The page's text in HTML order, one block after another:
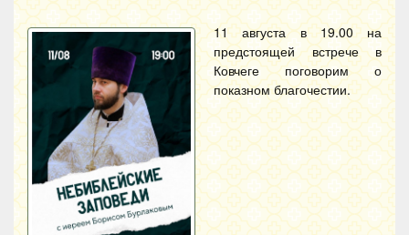
11 августа в 19.00 на
предстоящей встрече в
Ковчеге поговорим о
показном благочестии.